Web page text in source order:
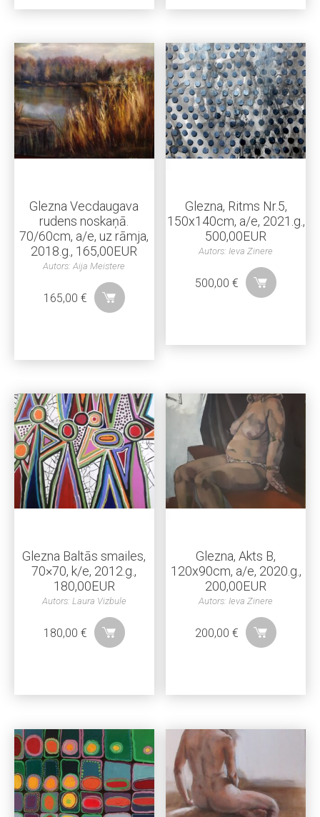
Glezna Vecdaugava
rudens noskaņā.
70/60cm, a/e, uz rāmja,
2018.g., 165,00EUR
Autors: Aija Meistere
165,00 €
Glezna, Ritms Nr.5,
150x140cm, a/e, 2021.g.,
500,00EUR
Autors: Ieva Zinere
500,00€
Glezna Baltās smailes,
70×70, k/e, 2012.g.,
180,00EUR
Autors: Laura Vizbule
180,00 €
Glezna, Akts B,
120x90cm, a/e, 2020.g.,
200,00EUR
Autors: Ieva Zinere
200,00€